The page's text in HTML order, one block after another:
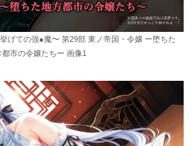
げての強●魔〜 第29部 東ノ帝国・令嬢 ー堕ちた
都市の令嬢たちー 画像1